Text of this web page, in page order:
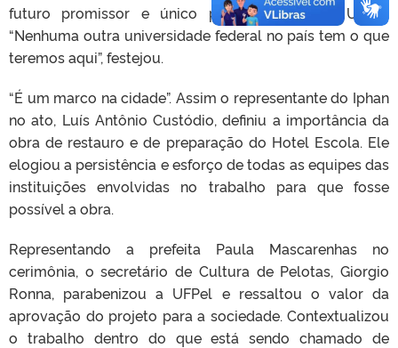
futuro promissor e único para o curso da UFPel.
“Nenhuma outra universidade federal no país tem o que
teremos aqui”, festejou.
“É um marco na cidade”. Assim o representante do Iphan
no ato, Luís Antônio Custódio, definiu a importância da
obra de restauro e de preparação do Hotel Escola. Ele
elogiou a persistência e esforço de todas as equipes das
instituições envolvidas no trabalho para que fosse
possível a obra.
Representando a prefeita Paula Mascarenhas no
cerimônia, o secretário de Cultura de Pelotas, Giorgio
Ronna, parabenizou a UFPel e ressaltou o valor da
aprovação do projeto para a sociedade. Contextualizou
o trabalho dentro do que está sendo chamado de